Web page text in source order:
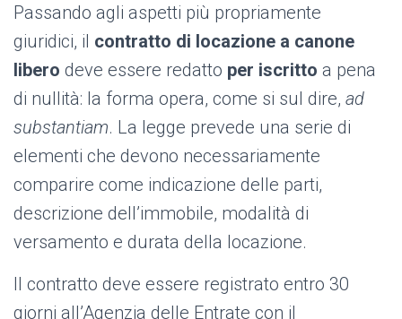
Passando agli aspetti più propriamente
giuridici, il contratto di locazione a canone
libero deve essere redatto per iscritto a pena
di nullità: la forma opera, come si sul dire, ad
substantiam. La legge prevede una serie di
elementi che devono necessariamente
comparire come indicazione delle parti,
descrizione dell’immobile, modalità di
versamento e durata della locazione.
Il contratto deve essere registrato entro 30
giorni all’Agenzia delle Entrate con il